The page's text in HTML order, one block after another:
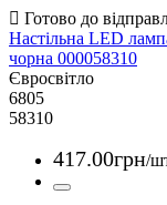
Настільна LED
чорна 000058310
Євросвітло
6805
58310
417.00грн/